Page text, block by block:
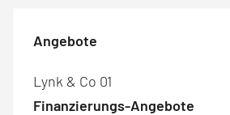
Angebote
Lynk & Co 01
Finanzierungs-Angebote